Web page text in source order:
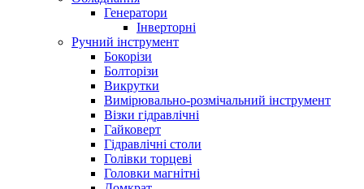
Генератори
Інверторні
Ручний інструмент
Бокорізи
Болторізи
Викрутки
Вимірювально-розмічальний інструмент
Візки гідравлічні
Гайковерт
Гідравлічні столи
Голівки торцеві
Головки магнітні